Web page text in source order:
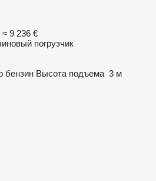
≈ 9 236 €
погрузчик
бензин Высота подъема 3 м